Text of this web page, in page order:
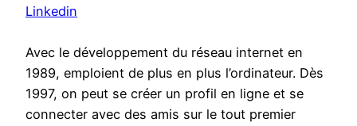
Linkedin
Avec le développement du réseau internet en
1989, emploient de plus en plus l’ordinateur. Dès
1997, on peut se créer un profil en ligne et se
connecter avec des amis sur le tout premier